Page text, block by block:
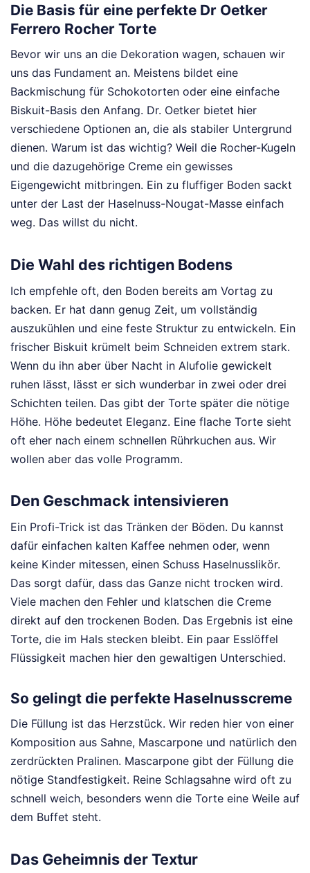
Die Basis für eine perfekte Dr Oetker
Ferrero Rocher Torte
Bevor wir uns an die Dekoration wagen, schauen wir
uns das Fundament an. Meistens bildet eine
Backmischung für Schokotorten oder eine einfache
Biskuit-Basis den Anfang. Dr. Oetker bietet hier
verschiedene Optionen an, die als stabiler Untergrund
dienen. Warum ist das wichtig? Weil die Rocher-Kugeln
und die dazugehörige Creme ein gewisses
Eigengewicht mitbringen. Ein zu fluffiger Boden sackt
unter der Last der Haselnuss-Nougat-Masse einfach
weg. Das willst du nicht.
Die Wahl des richtigen Bodens
Ich empfehle oft, den Boden bereits am Vortag zu
backen. Er hat dann genug Zeit, um vollständig
auszukühlen und eine feste Struktur zu entwickeln. Ein
frischer Biskuit krümelt beim Schneiden extrem stark.
Wenn du ihn aber über Nacht in Alufolie gewickelt
ruhen lässt, lässt er sich wunderbar in zwei oder drei
Schichten teilen. Das gibt der Torte später die nötige
Höhe. Höhe bedeutet Eleganz. Eine flache Torte sieht
oft eher nach einem schnellen Rührkuchen aus. Wir
wollen aber das volle Programm.
Den Geschmack intensivieren
Ein Profi-Trick ist das Tränken der Böden. Du kannst
dafür einfachen kalten Kaffee nehmen oder, wenn
keine Kinder mitessen, einen Schuss Haselnusslikör.
Das sorgt dafür, dass das Ganze nicht trocken wird.
Viele machen den Fehler und klatschen die Creme
direkt auf den trockenen Boden. Das Ergebnis ist eine
Torte, die im Hals stecken bleibt. Ein paar Esslöffel
Flüssigkeit machen hier den gewaltigen Unterschied.
So gelingt die perfekte Haselnusscreme
Die Füllung ist das Herzstück. Wir reden hier von einer
Komposition aus Sahne, Mascarpone und natürlich den
zerdrückten Pralinen. Mascarpone gibt der Füllung die
nötige Standfestigkeit. Reine Schlagsahne wird oft zu
schnell weich, besonders wenn die Torte eine Weile auf
dem Buffet steht.
Das Geheimnis der Textur